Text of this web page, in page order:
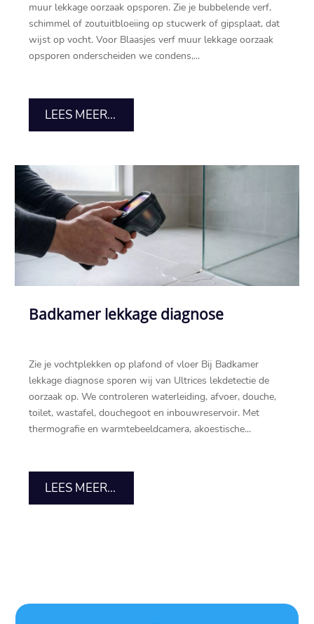
muur lekkage oorzaak opsporen.​ Zie je bubbelende verf,
schimmel of zoutuitbloeiing op stucwerk of gipsplaat, dat
wijst op vocht.​ Voor Blaasjes verf muur lekkage oorzaak
opsporen onderscheiden we condens,...
LEES MEER...
Badkamer lekkage diagnose
Zie je vochtplekken op plafond of vloer Bij Badkamer
lekkage diagnose sporen wij van Ultrices lekdetectie de
oorzaak op.​ We controleren waterleiding, afvoer, douche,
toilet, wastafel, douchegoot en inbouwreservoir.​ Met
thermografie en warmtebeeldcamera, akoestische...
LEES MEER...